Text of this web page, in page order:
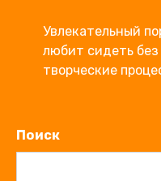
Увлекательный
любит сидеть
творческие
Поиск